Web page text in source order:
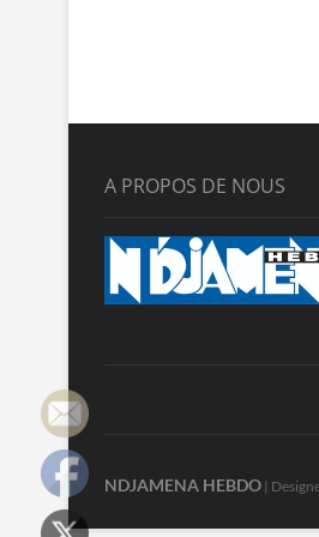
A PROPOS DE NOUS
NDJAMENA HEBDO |